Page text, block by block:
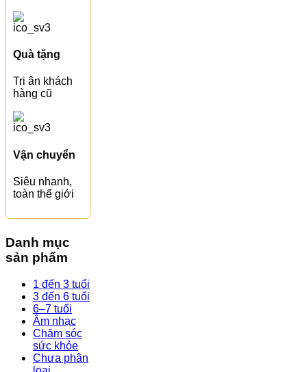
Quà tặng
Tri ân khách
hàng cũ
Vận chuyển
Siêu nhanh,
toàn thế giới
Danh mục
sản phẩm
1 đến 3 tuổi
3 đến 6 tuổi
6–7 tuổi
Âm nhạc
Chăm sóc
sức khỏe
Chưa phân